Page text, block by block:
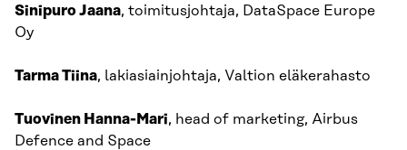
Sinipuro Jaana, toimitusjohtaja, DataSpace Europe
Oy
Tarma Tiina, lakiasiainjohtaja, Valtion eläkerahasto
Tuovinen Hanna-Mari, head of marketing, Airbus
Defence and Space